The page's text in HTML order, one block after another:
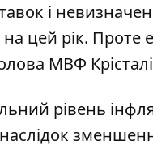
і
цей рік. Проте
МВФ
рівень